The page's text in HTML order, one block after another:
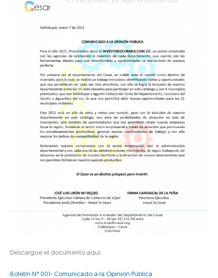
Descargue el documento aquí:
Boletín N° 001- Comunicado a la Opinión Pública